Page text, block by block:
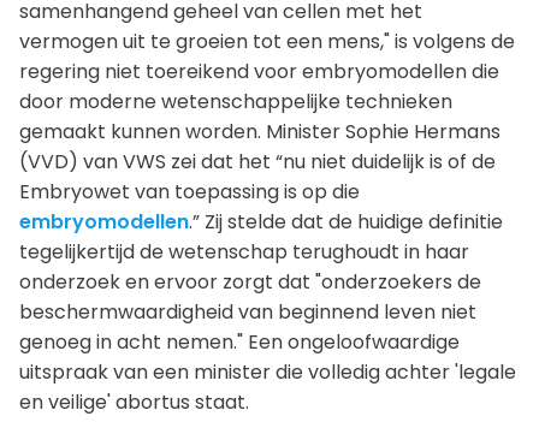
samenhangend geheel van cellen met het
vermogen uit te groeien tot een mens," is volgens de
regering niet toereikend voor embryomodellen die
door moderne wetenschappelijke technieken
gemaakt kunnen worden. Minister Sophie Hermans
(VVD) van VWS zei dat het “nu niet duidelijk is of de
Embryowet van toepassing is op die
embryomodellen.” Zij stelde dat de huidige definitie
tegelijkertijd de wetenschap terughoudt in haar
onderzoek en ervoor zorgt dat "onderzoekers de
beschermwaardigheid van beginnend leven niet
genoeg in acht nemen." Een ongeloofwaardige
uitspraak van een minister die volledig achter 'legale
en veilige' abortus staat.